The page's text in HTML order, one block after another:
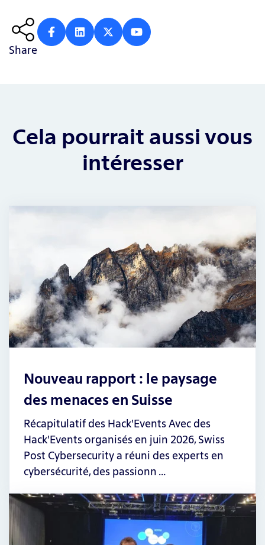
Share
Cela pourrait aussi vous
intéresser
Nouveau rapport : le paysage
des menaces en Suisse
Récapitulatif des Hack'Events Avec des
Hack'Events organisés en juin 2026, Swiss
Post Cybersecurity a réuni des experts en
cybersécurité, des passionn …